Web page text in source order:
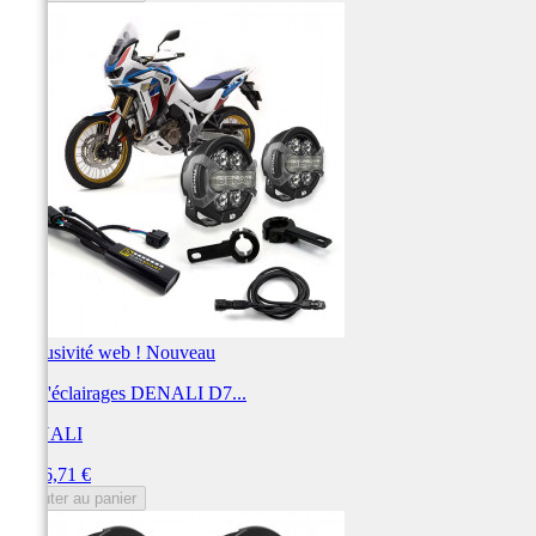
Exclusivité web ! Nouveau
Kit d'éclairages DENALI D7...
DENALI
1 526,71 €
Ajouter au panier